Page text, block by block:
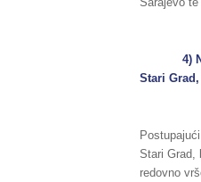
4)
Stari Grad,
Stari Grad,
redovno